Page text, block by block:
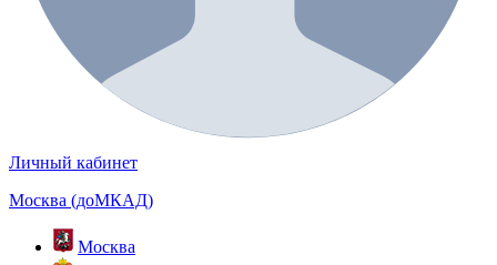
Личный кабинет
Москва (доМКАД)
Москва